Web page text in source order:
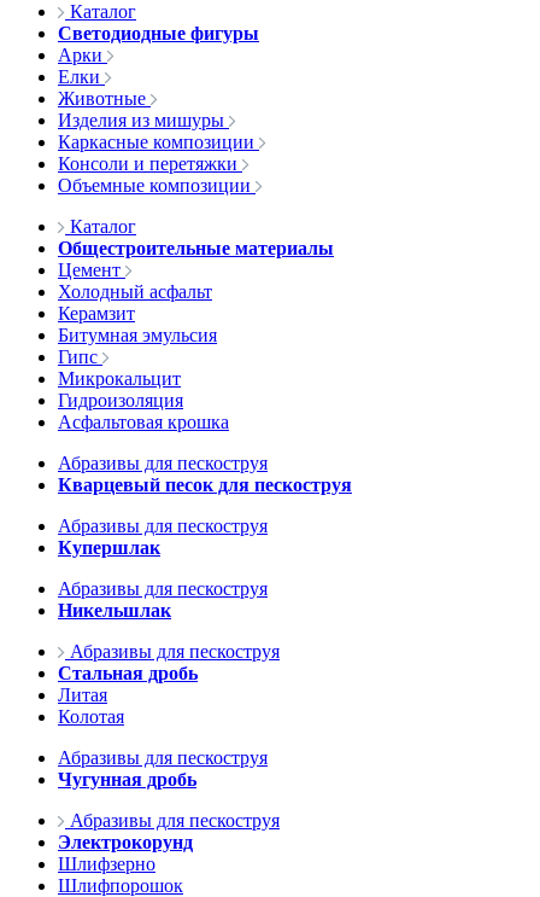
Каталог
Светодиодные фигуры
Арки
Елки
Животные
Изделия из мишуры
Каркасные композиции
Консоли и перетяжки
Объемные композиции
Каталог
Общестроительные материалы
Цемент
Холодный асфальт
Керамзит
Битумная эмульсия
Гипс
Микрокальцит
Гидроизоляция
Асфальтовая крошка
Абразивы для пескоструя
Кварцевый песок для пескоструя
Абразивы для пескоструя
Купершлак
Абразивы для пескоструя
Никельшлак
Абразивы для пескоструя
Стальная дробь
Литая
Колотая
Абразивы для пескоструя
Чугунная дробь
Абразивы для пескоструя
Электрокорунд
Шлифзерно
Шлифпорошок